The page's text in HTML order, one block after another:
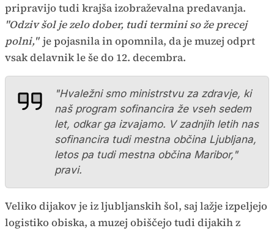
pripravijo tudi krajša izobraževalna predavanja.
"Odziv šol je zelo dober, tudi termini so že precej
polni," je pojasnila in opomnila, da je muzej odprt
vsak delavnik le še do 12. decembra.
"Hvaležni smo ministrstvu za zdravje, ki
naš program sofinancira že vseh sedem
let, odkar ga izvajamo. V zadnjih letih nas
sofinancira tudi mestna občina Ljubljana,
letos pa tudi mestna občina Maribor,"
pravi.
Veliko dijakov je iz ljubljanskih šol, saj lažje izpeljejo
logistiko obiska, a muzej obiščejo tudi dijakih z